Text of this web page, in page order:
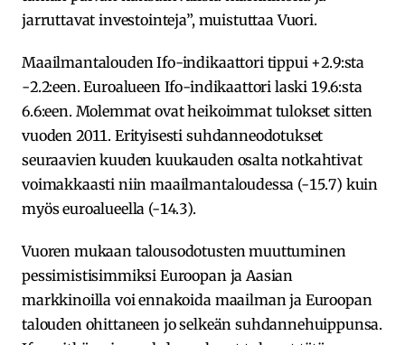
jarruttavat investointeja”, muistuttaa Vuori.
Maailmantalouden Ifo-indikaattori tippui +2.9:sta
-2.2:een. Euroalueen Ifo-indikaattori laski 19.6:sta
6.6:een. Molemmat ovat heikoimmat tulokset sitten
vuoden 2011. Erityisesti suhdanneodotukset
seuraavien kuuden kuukauden osalta notkahtivat
voimakkaasti niin maailmantaloudessa (-15.7) kuin
myös euroalueella (-14.3).
Vuoren mukaan talousodotusten muuttuminen
pessimistisimmiksi Euroopan ja Aasian
markkinoilla voi ennakoida maailman ja Euroopan
talouden ohittaneen jo selkeän suhdannehuippunsa.